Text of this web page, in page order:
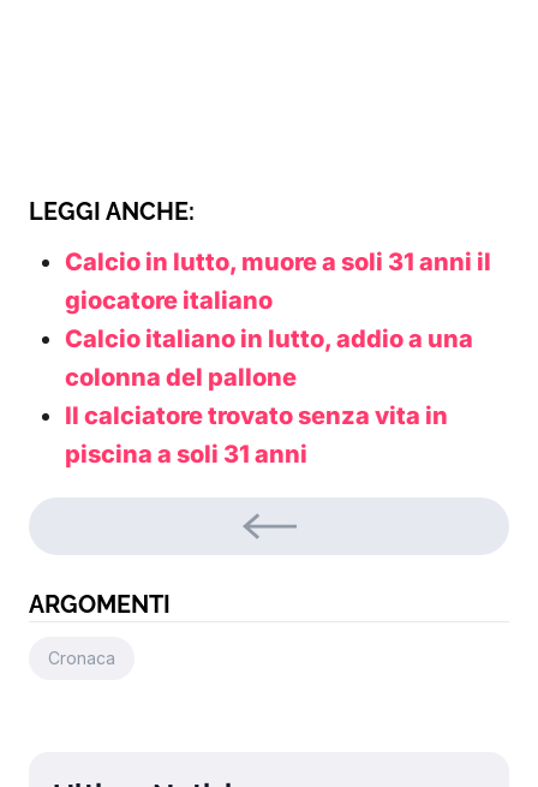
LEGGI ANCHE:
Calcio in lutto, muore a soli 31 anni il
giocatore italiano
Calcio italiano in lutto, addio a una
colonna del pallone
Il calciatore trovato senza vita in
piscina a soli 31 anni
ARGOMENTI
Cronaca